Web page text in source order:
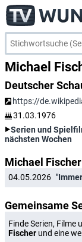
Michael
Deutscher
https://
31.03.1976
Serien und
nächsten Wochen
Michael
04.05.2026
Gemeinsame
Finde Serien, Filme
Fischer und eine